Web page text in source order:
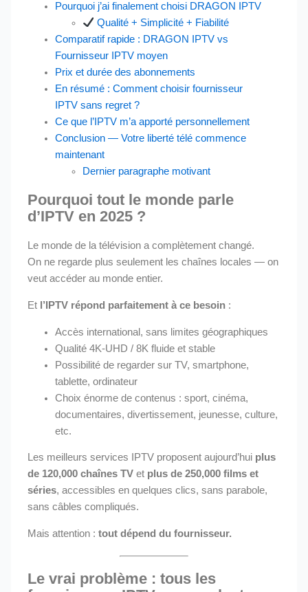
Pourquoi j’ai finalement choisi DRAGON IPTV
Qualité + Simplicité + Fiabilité
Comparatif rapide : DRAGON IPTV vs
Fournisseur IPTV moyen
Prix et durée des abonnements
En résumé : Comment choisir fournisseur
IPTV sans regret ?
Ce que l’IPTV m’a apporté personnellement
Conclusion — Votre liberté télé commence
maintenant
Dernier paragraphe motivant
Pourquoi tout le monde parle
d’IPTV en 2025 ?
Le monde de la télévision a complètement changé.
On ne regarde plus seulement les chaînes locales — on
veut accéder au monde entier.
Et l’IPTV répond parfaitement à ce besoin :
Accès international, sans limites géographiques
Qualité 4K-UHD / 8K fluide et stable
Possibilité de regarder sur TV, smartphone,
tablette, ordinateur
Choix énorme de contenus : sport, cinéma,
documentaires, divertissement, jeunesse, culture,
etc.
Les meilleurs services IPTV proposent aujourd’hui plus
de 120,000 chaînes TV et plus de 250,000 films et
séries, accessibles en quelques clics, sans parabole,
sans câbles compliqués.
Mais attention :tout dépend du fournisseur.
Le vrai problème : tous les